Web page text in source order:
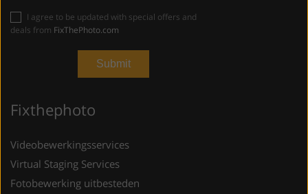
deals from FixThePhoto.com
Fixthephoto
Videobewerkingsservices
Virtual Staging Services
Fotobewerking uitbesteden